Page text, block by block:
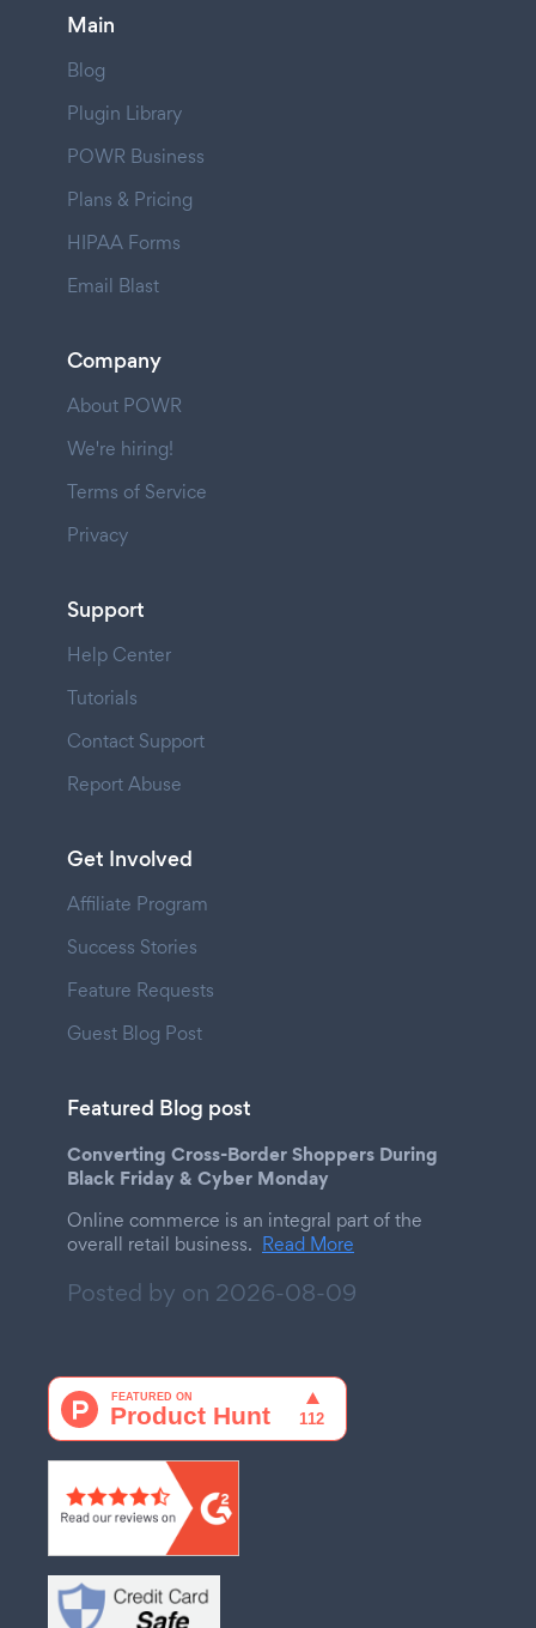
Main
Blog
Plugin Library
POWR Business
Plans & Pricing
HIPAA Forms
Email Blast
Company
About POWR
We're hiring!
Terms of Service
Privacy
Support
Help Center
Tutorials
Contact Support
Report Abuse
Get Involved
Affiliate Program
Success Stories
Feature Requests
Guest Blog Post
Featured Blog post
Converting Cross-Border Shoppers During
Black Friday & Cyber Monday
Online commerce is an integral part of the
overall retail business. Read More
Posted by on 2026-08-09